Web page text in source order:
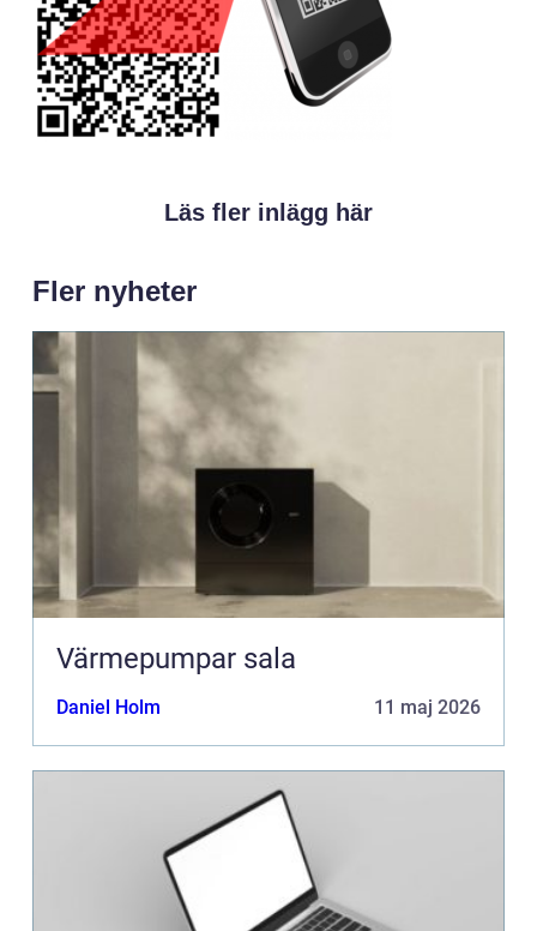
Läs fler inlägg här
Fler nyheter
Värmepumpar sala
Daniel Holm 11 maj 2026